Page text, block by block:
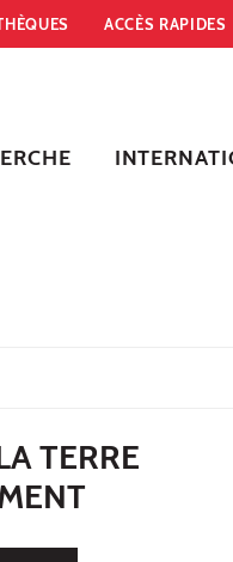
ACCÈS RAPIDES
TERRE